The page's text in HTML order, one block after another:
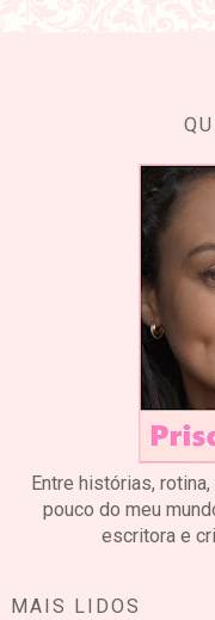
Entre histórias,
pouco do meu
escritora e
MAIS LIDOS